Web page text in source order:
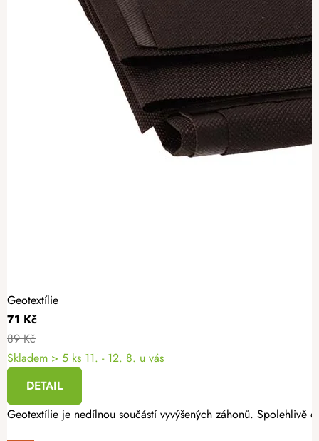
Geotextílie
71 Kč
89 Kč
Skladem > 5 ks 11. - 12. 8. u vás
DETAIL
Geotextílie je nedílnou součástí vyvýšených záhonů.